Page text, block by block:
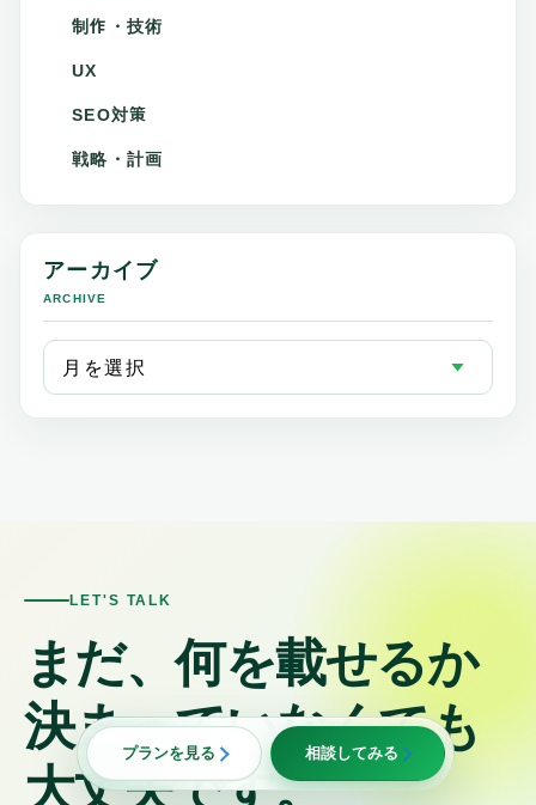
制作・技術
UX
SEO対策
戦略・計画
アーカイブ
ARCHIVE
LET'S TALK
まだ、何を載せるか
決まっていなくても
大丈夫です。
プランを見る 相談してみる